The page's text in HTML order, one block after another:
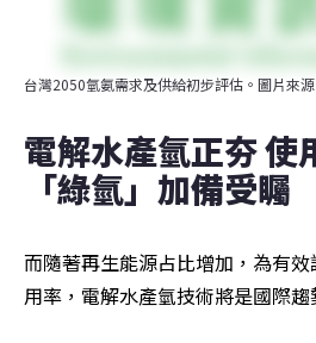
台灣2050氫氨需求及供給初步評估。圖片來
電解水產氫正夯 使
「綠氫」加備受矚
而隨著再生能源占比增加，為有
用率，電解水產氫技術將是國際趨